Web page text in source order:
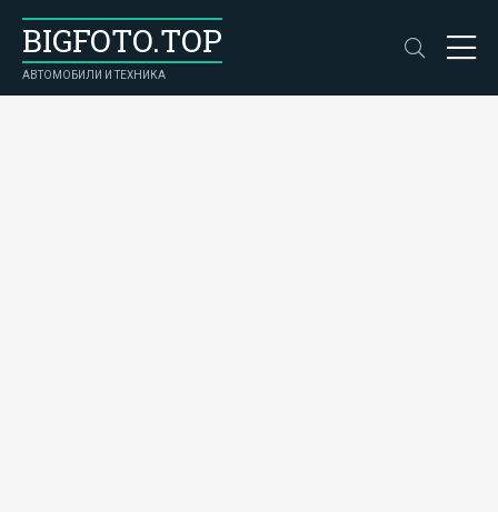
BIGFOTO.TOP
АВТОМОБИЛИ И ТЕХНИКА